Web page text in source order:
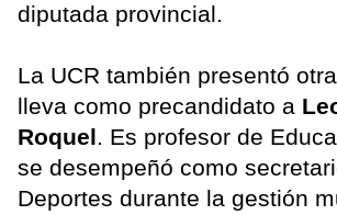
diputada provincial.
La UCR también presentó
lleva como precandidato a
Roquel. Es profesor de
se desempeñó como
Deportes durante la gestión